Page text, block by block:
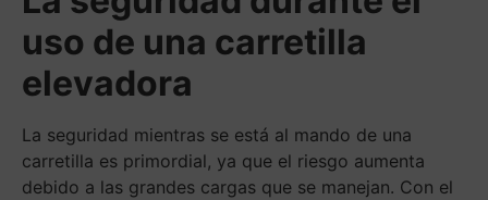
uso de una carretilla
elevadora
La seguridad mientras se está al mando de una
carretilla es primordial, ya que el riesgo aumenta
debido a las grandes cargas que se manejan. Con el